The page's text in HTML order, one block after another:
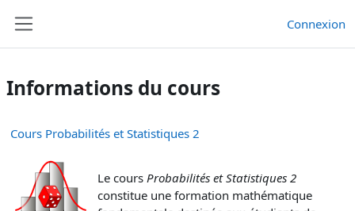
Connexion
Informations du cours
Cours Probabilités et Statistiques 2
Le cours Probabilités et Statistiques 2
constitue une formation mathématique